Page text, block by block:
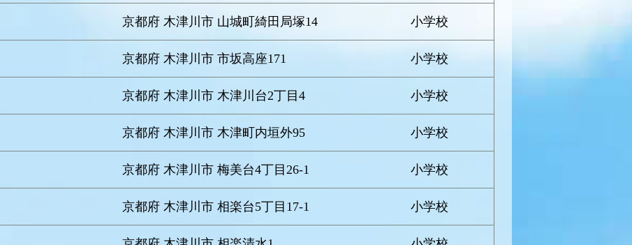
京都府 木津川市 山城町綺田局塚14 小学校
京都府 木津川市 市坂高座171 小学校
京都府 木津川市 木津川台2丁目4 小学校
京都府 木津川市 木津町内垣外95 小学校
京都府 木津川市 梅美台4丁目26-1 小学校
京都府 木津川市 相楽台5丁目17-1 小学校